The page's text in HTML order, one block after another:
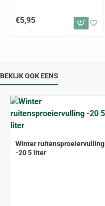
€5,95
BEKIJK OOK EENS
Winter ruitensproeiervulling
-20 5 liter